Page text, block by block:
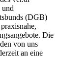
(DGB)
Die
von uns
an eine